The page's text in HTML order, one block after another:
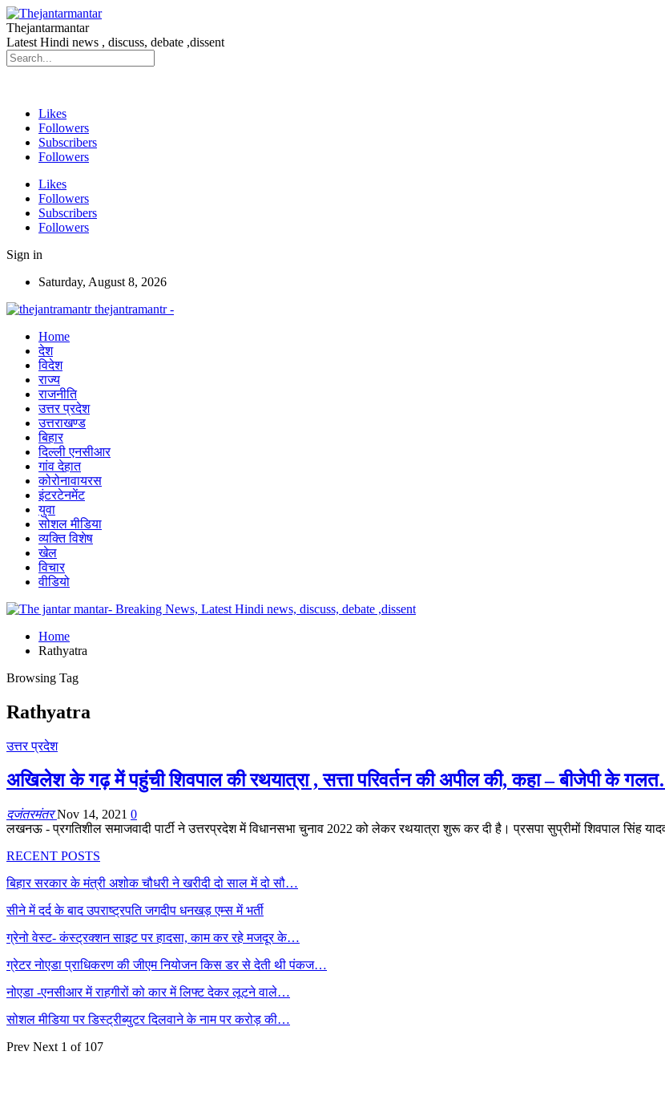
Thejantarmantar
Latest Hindi news , discuss, debate ,dissent
Likes
Followers
Subscribers
Followers
Likes
Followers
Subscribers
Followers
Sign in
Saturday, August 8, 2026
thejantramantr -
Home
देश
विदेश
राज्य
राजनीति
उत्तर प्रदेश
उत्तराखण्ड
बिहार
दिल्ली एनसीआर
गांव देहात
कोरोनावायरस
इंटरटेनमेंट
युवा
सोशल मीडिया
व्यक्ति विशेष
खेल
विचार
वीडियो
Home
Rathyatra
Browsing Tag
Rathyatra
उत्तर प्रदेश
अखिलेश के गढ़ में पहुंची शिवपाल की रथयात्रा , सत्ता परिवर्तन की अपील की, कहा – बीजेपी के
दजंतरमंतरNov 14, 2021 0
लखनऊ - प्रगतिशील समाजवादी पार्टी ने उत्तरप्रदेश में विधानसभा चुनाव 2022 को लेकर रथयात्रा शुरू कर दी है। प्रसपा सुप्रीमों शिवपाल
RECENT POSTS
बिहार सरकार के मंत्री अशोक चौधरी ने खरीदी दो साल में दो सौ…
सीने में दर्द के बाद उपराष्ट्रपति जगदीप धनखड़ एम्स में भर्ती
ग्रेनो वेस्ट- कंस्ट्रक्शन साइट पर हादसा, काम कर रहे मजदूर के…
ग्रेटर नोएडा प्राधिकरण की जीएम नियोजन किस डर से देती थी पंकज…
नोएडा -एनसीआर में राहगीरों को कार में लिफ्ट देकर लूटने वाले…
सोशल मीडिया पर डिस्ट्रीब्युटर दिलवाने के नाम पर करोड़ की…
Prev Next 1 of 107